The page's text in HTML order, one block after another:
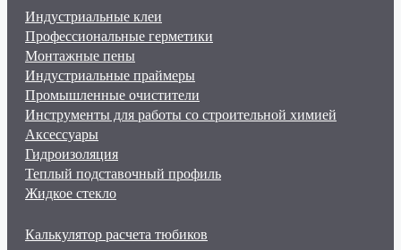
Индустриальные клеи
Профессиональные герметики
Монтажные пены
Индустриальные праймеры
Промышленные очистители
Инструменты для работы со строительной химией
Аксессуары
Гидроизоляция
Теплый подставочный профиль
Жидкое стекло
Калькулятор расчета тюбиков